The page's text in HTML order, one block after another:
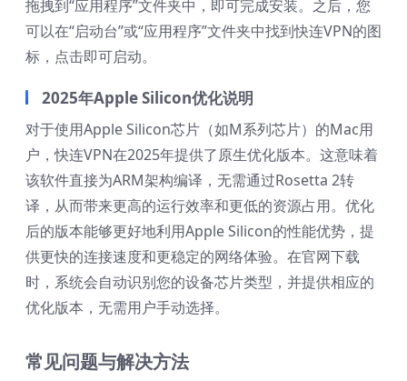
拖拽到“应用程序”文件夹中，即可完成安装。之后，您
可以在“启动台”或“应用程序”文件夹中找到快连VPN的图
标，点击即可启动。
2025年Apple Silicon优化说明
对于使用Apple Silicon芯片（如M系列芯片）的Mac用
户，快连VPN在2025年提供了原生优化版本。这意味着
该软件直接为ARM架构编译，无需通过Rosetta 2转
译，从而带来更高的运行效率和更低的资源占用。优化
后的版本能够更好地利用Apple Silicon的性能优势，提
供更快的连接速度和更稳定的网络体验。在官网下载
时，系统会自动识别您的设备芯片类型，并提供相应的
优化版本，无需用户手动选择。
常见问题与解决方法